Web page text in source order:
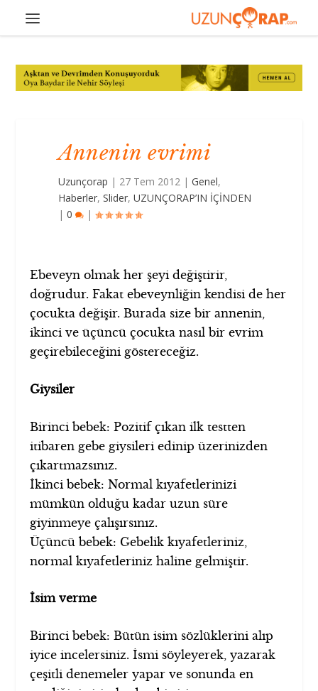
Annenin evrimi
Uzunçorap | 27 Tem 2012 |Genel,
Haberler,Slider,UZUNÇORAP’IN İÇİNDEN
|0 |
Ebeveyn olmak her şeyi değiştirir,
doğrudur. Fakat ebeveynliğin kendisi de her
çocukta değişir. Burada size bir annenin,
ikinci ve üçüncü çocukta nasıl bir evrim
geçirebileceğini göstereceğiz.
Giysiler
Birinci bebek: Pozitif çıkan ilk testten
itibaren gebe giysileri edinip üzerinizden
çıkartmazsınız.
İkinci bebek: Normal kıyafetlerinizi
mümkün olduğu kadar uzun süre
giyinmeye çalışırsınız.
Üçüncü bebek: Gebelik kıyafetleriniz,
normal kıyafetleriniz haline gelmiştir.
İsim verme
Birinci bebek: Bütün isim sözlüklerini alıp
iyice incelersiniz. İsmi söyleyerek, yazarak
çeşitli denemeler yapar ve sonunda en